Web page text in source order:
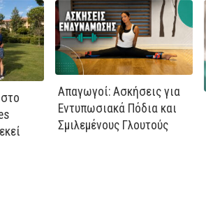
Απαγωγοί: Ασκήσεις για
Εντυπωσιακά Πόδια και
Σμιλεμένους Γλουτούς